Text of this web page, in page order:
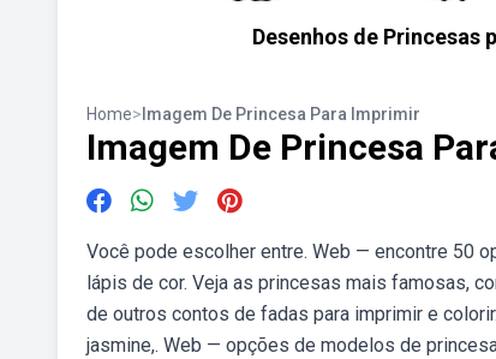
Desenhos de Princesas
Home> Imagem De Princesa Para Imprimir
Imagem De Princesa
Você pode escolher entre. Web — encontre 50
lápis de cor. Veja as princesas mais famosas,
de outros contos de fadas para imprimir e
jasmine,. Web — opções de modelos de